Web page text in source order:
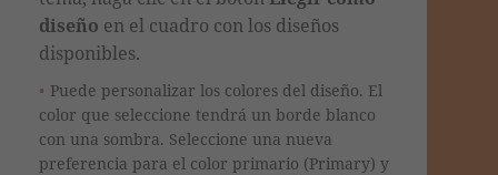
diseño en el cuadro con los diseños
disponibles.
Puede personalizar los colores del diseño. El
color que seleccione tendrá un borde blanco
con una sombra. Seleccione una nueva
preferencia para el color primario (Primary) y